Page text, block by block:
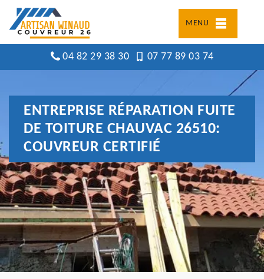
MENU
04 82 29 38 30 07 77 89 03 74
ENTREPRISE RÉPARATION FUITE
DE TOITURE CHAUVAC 26510:
COUVREUR CERTIFIÉ